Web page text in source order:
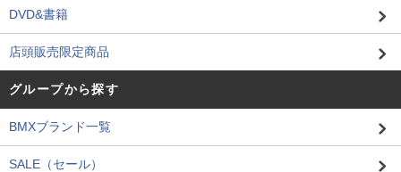
DVD&書籍
店頭販売限定商品
グループから探す
BMXブランド一覧
SALE（セール）